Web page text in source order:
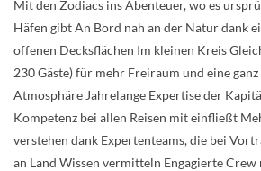
Mit den Zodiacs ins Abenteuer, wo es
Häfen gibt An Bord nah an der Natur dank
offenen Decksflächen Im kleinen Kreis
230 Gäste) für mehr Freiraum und eine
Atmosphäre Jahrelange Expertise der
Kompetenz bei allen Reisen mit einfließt
verstehen dank Expertenteams, die bei
an Land Wissen vermitteln Engagierte Crew